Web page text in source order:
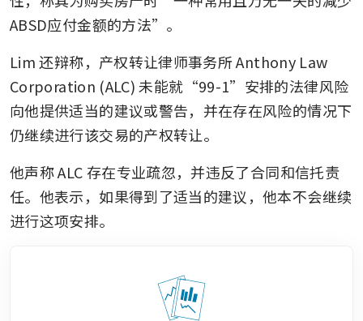
ABSD应付金额的方法”。
Lim 还辩称，产权转让律师事务所 Anthony Law
Corporation (ALC) 未能就“99-1”安排的法律风险
向他提供适当的建议或警告，并在存在风险的情况下
仍继续进行该交易的产权转让。
他声称 ALC 存在专业疏忽，并违反了合同和信托责
任。他表示，如果得到了适当的建议，他本不会继续
进行这项安排。